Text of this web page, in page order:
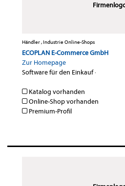
Händler , Industrie Online-Shops
ECOPLAN E-Commerce GmbH
Zur Homepage
Software für den Einkauf·
Katalog vorhanden
Online-Shop vorhanden
Premium-Profil